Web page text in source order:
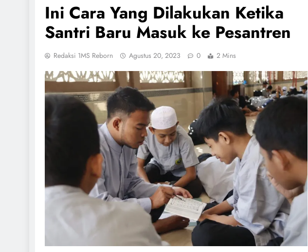
Ini Cara Yang Dilakukan Ketika
Santri Baru Masuk ke Pesantren
Redaksi 1MS Reborn Agustus 20, 2023 0 2 Mins